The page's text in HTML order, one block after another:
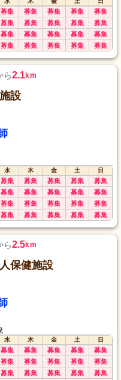
募集 募集 募集 募集 募集
募集 募集 募集 募集 募集
募集 募集 募集 募集 募集
募集 募集 募集 募集 募集
ら2.1km
設
水 木 金 土
日
募集 募集 募集 募集 募集
募集 募集 募集 募集 募集
募集 募集 募集 募集 募集
募集 募集 募集 募集 募集
ら2.5km
保健施設
水 木 金 土
日
募集 募集 募集 募集 募集
募集 募集 募集 募集 募集
募集 募集 募集 募集 募集